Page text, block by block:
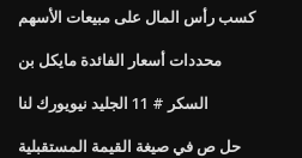
كسب رأس المال على مبيعات الأسهم
محددات أسعار الفائدة مايكل بن
السكر # 11 الجليد نيويورك لنا
حل ص في صيغة القيمة المستقبلية